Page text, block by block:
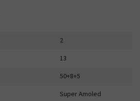
2
13
50+8+5
Super Amoled